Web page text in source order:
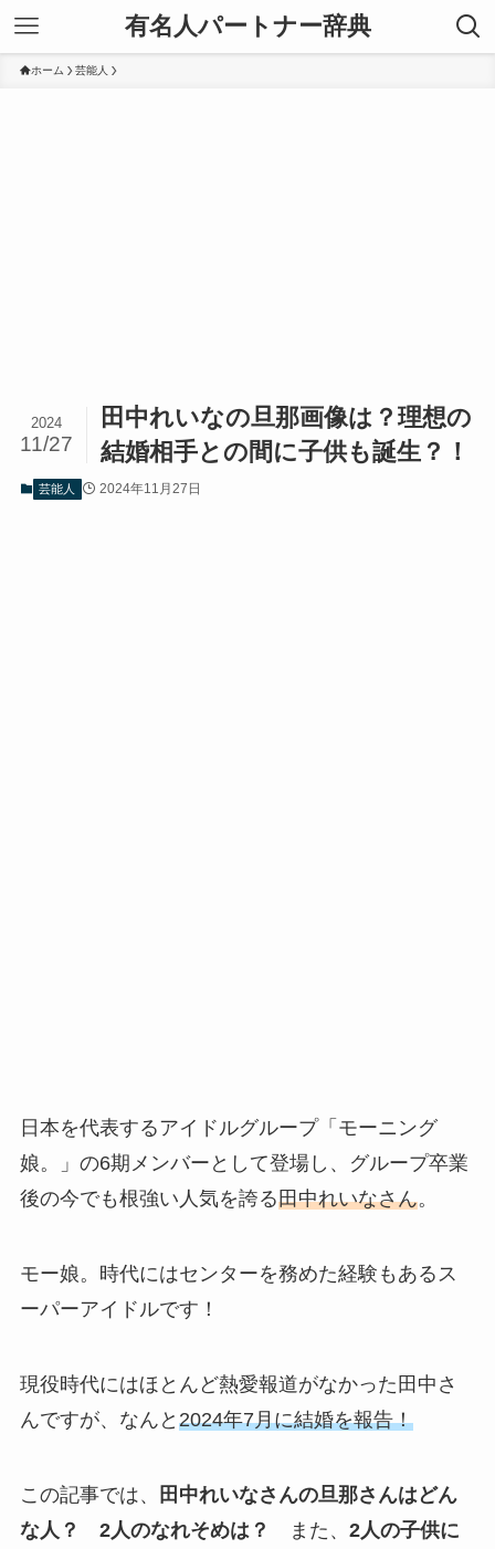
有名人パートナー辞典
ホーム 芸能人
田中れいなの旦那画像は？理想の
結婚相手との間に子供も誕生？！
2024
11/27
芸能人 2024年11月27日
日本を代表するアイドルグループ「モーニング
娘。」の6期メンバーとして登場し、グループ卒業
後の今でも根強い人気を誇る田中れいなさん。
モー娘。時代にはセンターを務めた経験もあるス
ーパーアイドルです！
現役時代にはほとんど熱愛報道がなかった田中さ
んですが、なんと 2024年7月に結婚を報告！
この記事では、
田中れいなさんの旦那さんはどん
な人？
2人のなれそめは？ また、 2人の子供に